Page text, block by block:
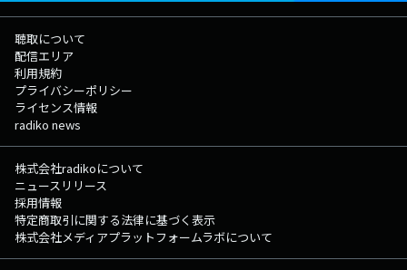
聴取について
配信エリア
利用規約
プライバシーポリシー
ライセンス情報
radiko news
株式会社radikoについて
ニュースリリース
採用情報
特定商取引に関する法律に基づく表示
株式会社メディアプラットフォームラボについて